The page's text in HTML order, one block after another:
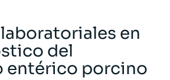
en
del
entérico porcino